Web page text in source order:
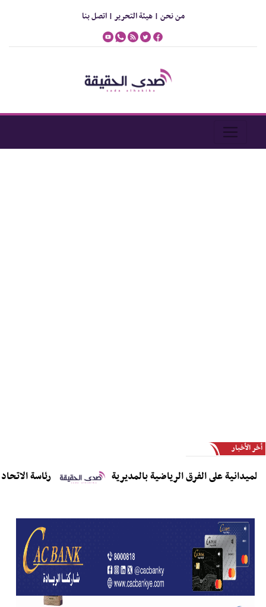
من نحن |هيئة التحرير |اتصل بنا
أخر الأخبار
على الفرق الرياضية بالمديرية رئاسة الاتحاد